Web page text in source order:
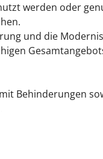
werden oder
und die
Behinderungen